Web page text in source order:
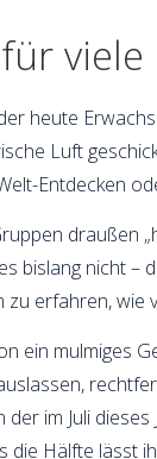
heute
Luft
Entdecken
draußen
bislang nicht
zu erfahren,
ein mulmiges
der im Juli
die Hälfte